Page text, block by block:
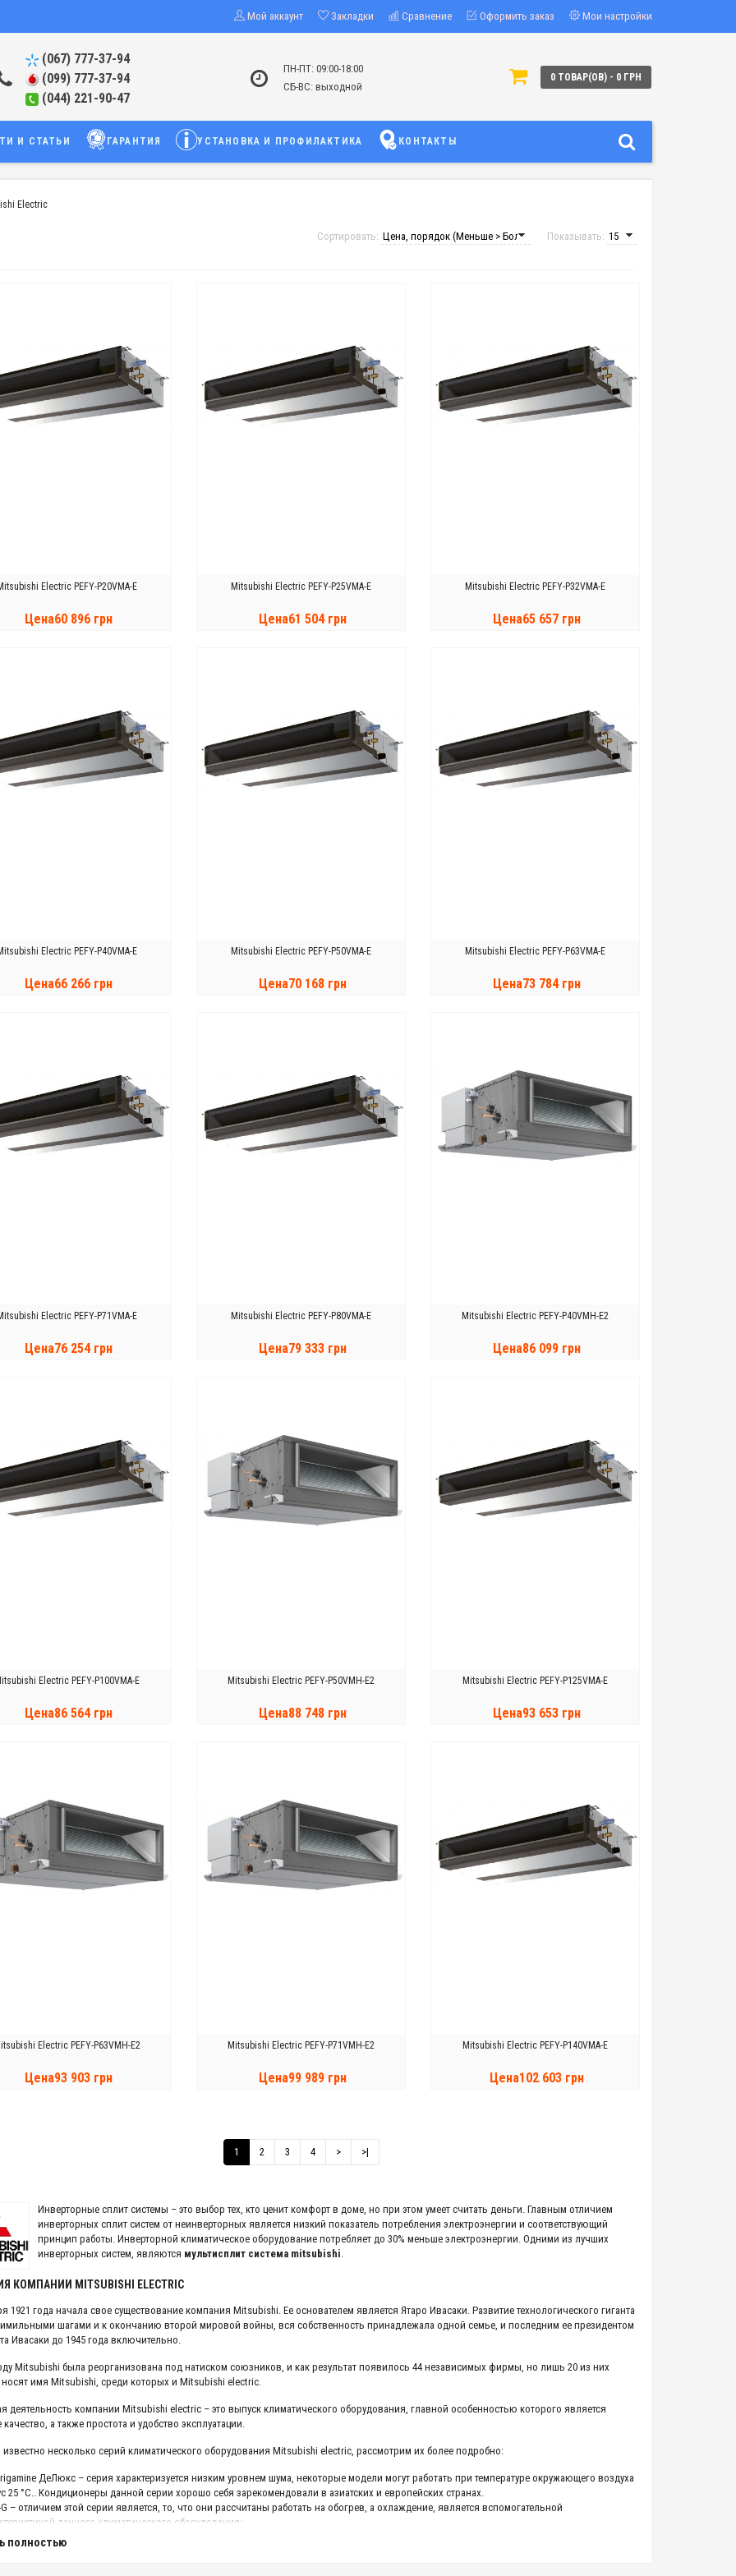
Мой аккаунт Закладки Сравнение Оформить заказ Мои настройки
(067) 777-37-94
(099) 777-37-94
(044) 221-90-47
ПН-ПТ: 09:00-18:00
СБ-ВС: выходной
0 ТОВАР(ОВ) - 0 ГРН
И СТАТЬИ ГАРАНТИЯ УСТАНОВКА И ПРОФИЛАКТИКА КОНТАКТЫ
Electric
Показывать:
Сортировать:
Electric PEFY-P20VMA-E
Цена60 896 грн
Mitsubishi Electric PEFY-P25VMA-E
Цена61 504 грн
Mitsubishi Electric PEFY-P32VMA-E
Цена65 657 грн
Electric PEFY-P40VMA-E
Цена66 266 грн
Mitsubishi Electric PEFY-P50VMA-E
Цена70 168 грн
Mitsubishi Electric PEFY-P63VMA-E
Цена73 784 грн
Electric PEFY-P71VMA-E
Цена76 254 грн
Mitsubishi Electric PEFY-P80VMA-E
Цена79 333 грн
Mitsubishi Electric PEFY-P40VMH-E2
Цена86 099 грн
Electric PEFY-P100VMA-E
Цена86 564 грн
Mitsubishi Electric PEFY-P50VMH-E2
Цена88 748 грн
Mitsubishi Electric PEFY-P125VMA-E
Цена93 653 грн
Electric PEFY-P63VMH-E2
Цена93 903 грн
Mitsubishi Electric PEFY-P71VMH-E2
Цена99 989 грн
Mitsubishi Electric PEFY-P140VMA-E
Цена102 603 грн
1 2 3 4 > >|
Инверторные сплит системы – это выбор тех, кто ценит комфорт в доме, но при этом умеет считать деньги. Главным отличием
инверторных сплит систем от неинверторных является низкий показатель потребления электроэнергии и соответствующий
принцип работы. Инверторной климатическое оборудование потребляет до 30% меньше электроэнергии. Одними из лучших
инверторных систем, являются мультисплит система mitsubishi
КОМПАНИИ MITSUBISHI ELECTRIC
1921 года начала свое существование компания Mitsubishi. Ее основателем является Ятаро Ивасаки. Развитие технологического гиганта
шагами и к окончанию второй мировой войны, вся собственность принадлежала одной семье, и последним ее президентом
Ивасаки до 1945 года включительно.
Mitsubishi была реорганизована под натиском союзников, и как результат появилось 44 независимых фирмы, но лишь 20 из них
носят имя Mitsubishi, среди которых и Mitsubishi electric.
деятельность компании Mitsubishi electric – это выпуск климатического оборудования, главной особенностью которого является
а также простота и удобство эксплуатации.
известно несколько серий климатического оборудования Mitsubishi electric, рассмотрим их более подробно:
ДеЛюкс – серия характеризуется низким уровнем шума, некоторые модели могут работать при температуре окружающего воздуха
25 °С.. Кондиционеры данной серии хорошо себя зарекомендовали в азиатских и европейских странах.
– отличием этой серии является, то, что они рассчитаны работать на обогрев, а охлаждение, является вспомогательной
данного климатического оборудования;
полностью